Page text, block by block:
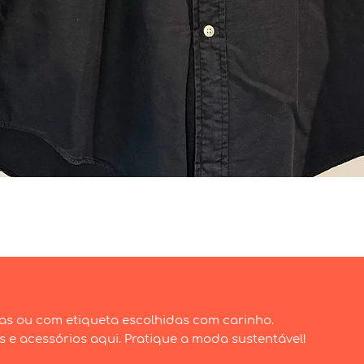
ou com etiqueta escolhidas com carinho.
e acessórios aqui. Pratique a moda sustentável!